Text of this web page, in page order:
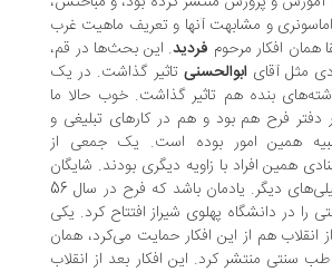
و مشابهت آنها و تعریف ماهیت غرب
مرحوم فردید. این بحث‌ها در قم،
ابوالحسنیتاثیر گذاشت. در یک
هم تاثیر گذاشت. خوب حالا ما
هم بود و هم در کارهای تبلیغی و
امور بوده است. یک جمعی از
افراد با زاویه دیگری بودند. شایگان
و آشوری و نراقی و خیلی‌های دیگر. یادمان باشد که فرح در سال 56
پهلوی شیراز افتتاح کرد. یکی
هم از این افکار حمایت می‌کرد، همان
منتشر کرد. این افکار بعد از انقلاب